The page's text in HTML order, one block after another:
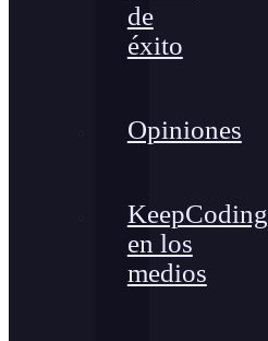
de
éxito
Opiniones
KeepCoding
en los
medios